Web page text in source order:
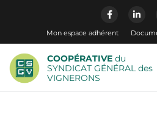
Mon espace adhérent
COOPÉRATIVE du
SYNDICAT GÉNÉRAL des
VIGNERONS